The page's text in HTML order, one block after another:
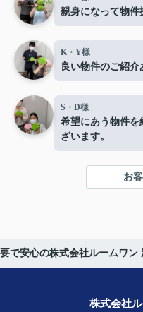
親身になって物件
K・Y様
良い物件のご紹介
S・D様
希望にあう物件を
ざいます。
お
で安心の株式会社ルームワン
株式会社